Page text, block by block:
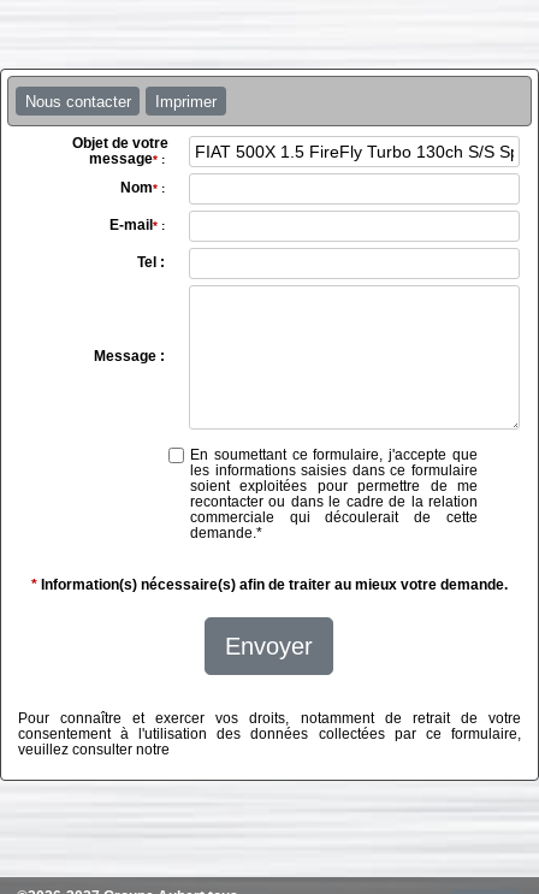
Nous contacter Imprimer
Objet de votre
message*:
Nom*:
E-mail *:
Tel :
Message :
En soumettant ce formulaire, j'accepte que
les informations saisies dans ce formulaire
soient exploitées pour permettre de me
recontacter ou dans le cadre de la relation
commerciale qui découlerait de cette
demande.*
* Information(s) nécessaire(s) afin de traiter au mieux votre demande.
Envoyer
Pour connaître et exercer vos droits, notamment de retrait de votre
consentement à l'utilisation des données collectées par ce formulaire,
veuillez consulter notre